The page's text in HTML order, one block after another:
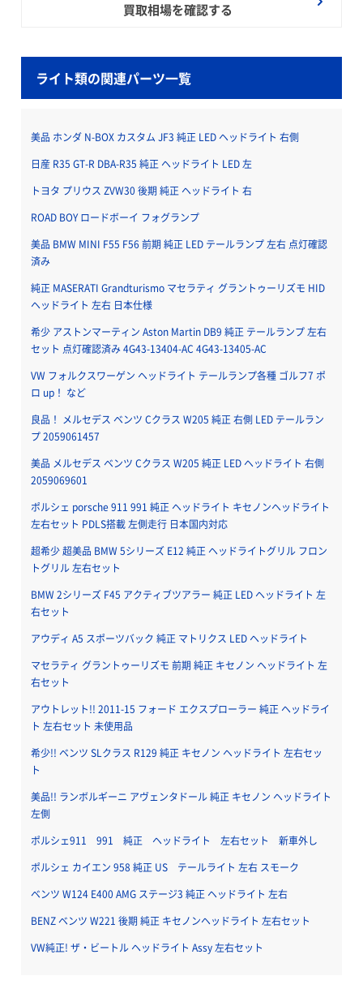
買取相場を確認する
ライト類の関連パーツ一覧
美品 ホンダ N-BOX カスタム JF3 純正 LED ヘッドライト 右側
日産 R35 GT-R DBA-R35 純正 ヘッドライト LED 左
トヨタ プリウス ZVW30 後期 純正 ヘッドライト 右
ROAD BOY ロードボーイ フォグランプ
美品 BMW MINI F55 F56 前期 純正 LED テールランプ 左右 点灯確認
済み
純正 MASERATI Grandturismo マセラティ グラントゥーリズモ HID
ヘッドライト 左右 日本仕様
希少 アストンマーティン Aston Martin DB9 純正 テールランプ 左右
セット 点灯確認済み 4G43-13404-AC 4G43-13405-AC
VW フォルクスワーゲン ヘッドライト テールランプ各種 ゴルフ7 ポ
ロ up！ など
良品！ メルセデス ベンツ Cクラス W205 純正 右側 LED テールラン
プ 2059061457
美品 メルセデス ベンツ Cクラス W205 純正 LED ヘッドライト 右側
2059069601
ポルシェ porsche 911 991 純正 ヘッドライト キセノンヘッドライト
左右セット PDLS搭載 左側走行 日本国内対応
超希少 超美品 BMW 5シリーズ E12 純正 ヘッドライトグリル フロン
トグリル 左右セット
BMW 2シリーズ F45 アクティブツアラー 純正 LED ヘッドライト 左
右セット
アウディ A5 スポーツバック 純正 マトリクス LED ヘッドライト
マセラティ グラントゥーリズモ 前期 純正 キセノン ヘッドライト 左
右セット
アウトレット!! 2011-15 フォード エクスプローラー 純正 ヘッドライ
ト 左右セット 未使用品
希少!! ベンツ SLクラス R129 純正 キセノン ヘッドライト 左右セッ
ト
美品!! ランボルギーニ アヴェンタドール 純正 キセノン ヘッドライト
左側
ポルシェ911 991 純正 ヘッドライト 左右セット 新車外し
ポルシェ カイエン 958 純正 US テールライト 左右 スモーク
ベンツ W124 E400 AMG ステージ3 純正 ヘッドライト 左右
BENZ ベンツ W221 後期 純正 キセノンヘッドライト 左右セット
VW純正! ザ・ビートル ヘッドライト Assy 左右セット